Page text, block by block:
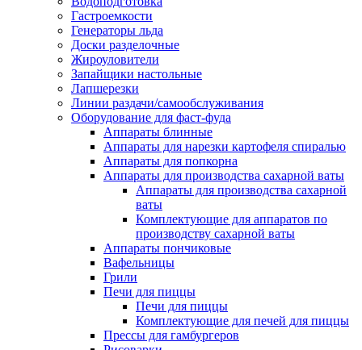
Гастроемкости
Генераторы льда
Доски разделочные
Жироуловители
Запайщики настольные
Лапшерезки
Линии раздачи/самообслуживания
Оборудование для фаст-фуда
Аппараты блинные
Аппараты для нарезки картофеля спиралью
Аппараты для попкорна
Аппараты для производства сахарной ваты
Аппараты для производства сахарной
ваты
Комплектующие для аппаратов по
производству сахарной ваты
Аппараты пончиковые
Вафельницы
Грили
Печи для пиццы
Печи для пиццы
Комплектующие для печей для пиццы
Прессы для гамбургеров